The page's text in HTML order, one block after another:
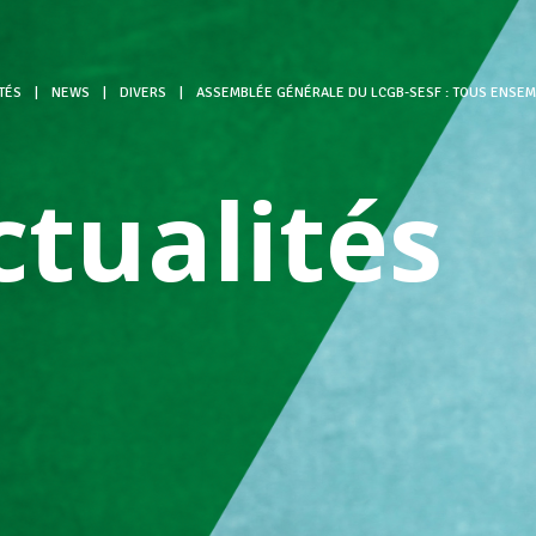
NEWS DIVERS ASSEMBLÉE GÉNÉRALE DU LCGB-SESF : TOUS